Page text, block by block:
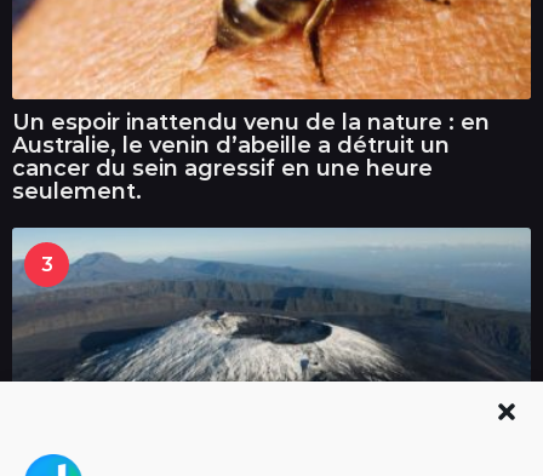
Un espoir inattendu venu de la nature : en
Australie, le venin d’abeille a détruit un
cancer du sein agressif en une heure
seulement.
3